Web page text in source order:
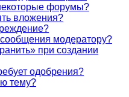
форумы?
вложения?
модератору?
при создании
одобрения?
тему?